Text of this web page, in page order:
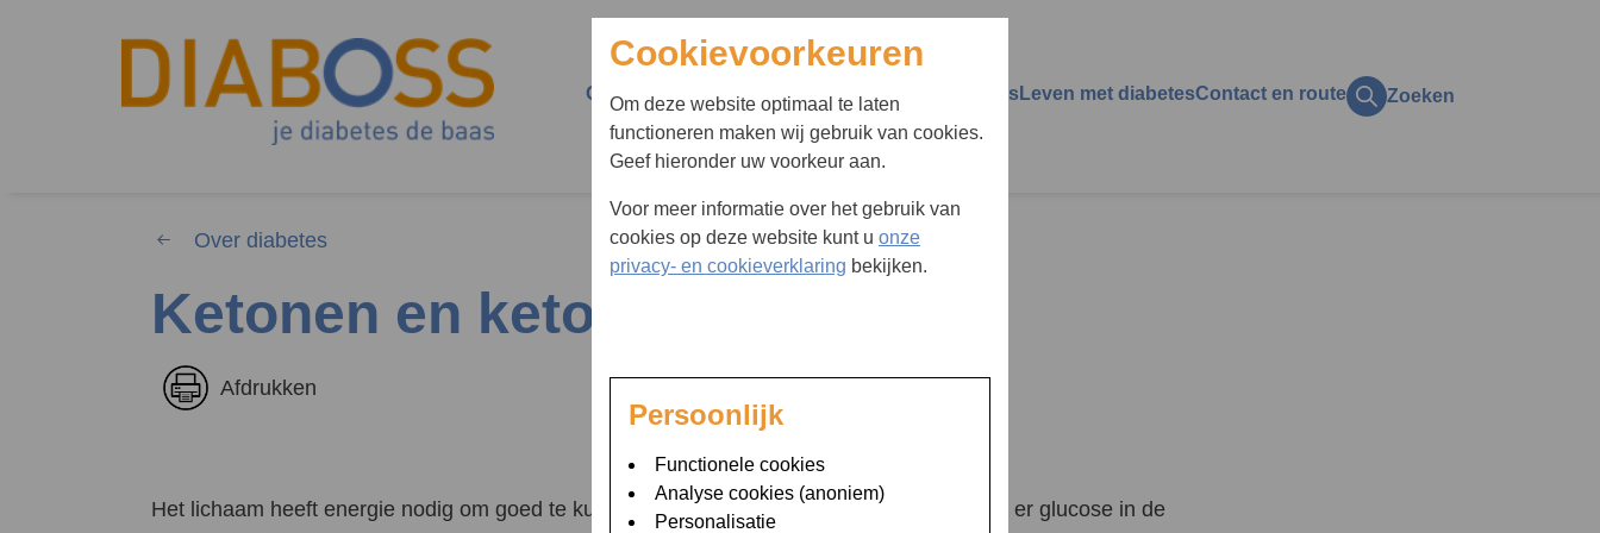
Over Diaboss
Wie zijn wij
Groepsbijeenkomsten
Ziekenhuisopname
Over diabetes
Diabetes type 1
Insuline
Hypo
Hyper
Vermoedt u diabetes
Huisarts schoolarts
verwijzer
Ik vermoed dat ik diabetes
heb
Leven met diabetes
Uitgaan, alcohol, roken en
Contact en route Zoeken
Waar bent u naar op zoek?
Over diabetes
Ketonen en ketoacidose
Afdrukken
Het lichaam heeft energie nodig om goed te kunnen functioneren. Insuline
zorgt ervoor dat er glucose in de
Cookievoorkeuren
Om deze website optimaal te laten
functioneren maken wij gebruik van cookies.
Geef hieronder uw voorkeur aan.
Voor meer informatie over het gebruik van
cookies op deze website kunt u onze
privacy- en cookieverklaring bekijken.
Persoonlijk
Functionele cookies
Analyse cookies (anoniem)
Personalisatie